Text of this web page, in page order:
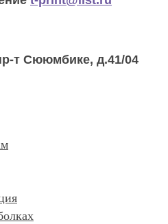
т Сююмбике, д.41/04